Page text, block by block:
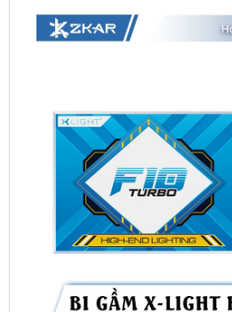
BI GẦM X-LIGHT F10 TURBO |